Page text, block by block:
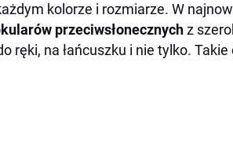
kolorze i rozmiarze. W
przeciwsłonecznychz
ręki, na łańcuszku i nie tylko.